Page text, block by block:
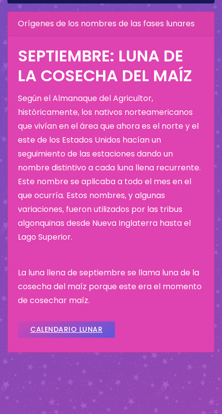
Orígenes de los nombres de las fases lunares
SEPTIEMBRE: LUNA DE
LA COSECHA DEL MAÍZ
Según el Almanaque del Agricultor,
históricamente, los nativos norteamericanos
que vivían en el área que ahora es el norte y el
este de los Estados Unidos hacían un
seguimiento de las estaciones dando un
nombre distintivo a cada luna llena recurrente.
Este nombre se aplicaba a todo el mes en el
que ocurría. Estos nombres, y algunas
variaciones, fueron utilizados por las tribus
algonquinas desde Nueva Inglaterra hasta el
Lago Superior.
La luna llena de septiembre se llama luna de la
cosecha del maíz porque este era el momento
de cosechar maíz.
CALENDARIO LUNAR